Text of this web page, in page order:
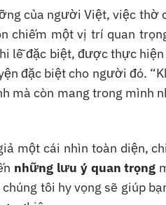
của người Việt, việc thờ
chiếm một vị trí quan
lễ đặc biệt, được thực
đặc biệt cho người đó.
mà còn mang trong mình
một cái nhìn toàn diện,
những lưu ý quan trọng
tôi hy vọng sẽ giúp